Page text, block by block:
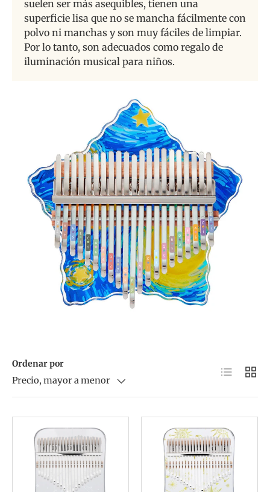
suelen ser más asequibles, tienen una
superficie lisa que no se mancha fácilmente con
polvo ni manchas y son muy fáciles de limpiar.
Por lo tanto, son adecuados como regalo de
iluminación musical para niños.
Ordenar por
Precio, mayor a menor
Lista